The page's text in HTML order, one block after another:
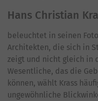
Hans Christian
beleuchtet in seinen
Architekten, die sich in
zeigt und nicht gleich in
Wesentliche, das die
können, wählt Krass
ungewöhnliche